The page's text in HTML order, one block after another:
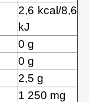
2,6 kcal/8,6
kJ
0 g
0 g
2,5 g
1 250 mg